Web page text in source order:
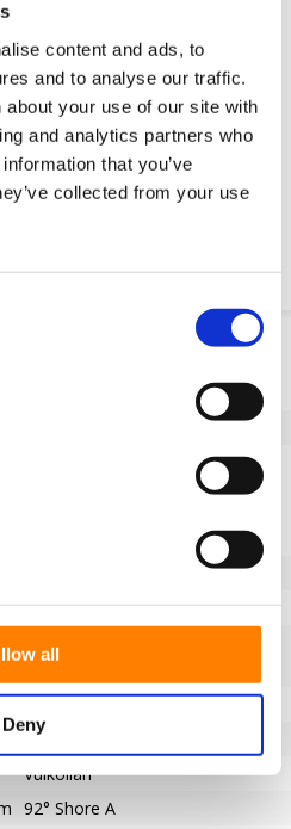
content and ads, to
and to analyse our traffic.
your use of our site with
and analytics partners who
that you’ve
collected from your use
all
Deny
de prazo de entrega (sem
precisa dele mais rápido?
675
Ranhura de chaveta de acordo
65
25
Vulkollan
92° Shore A